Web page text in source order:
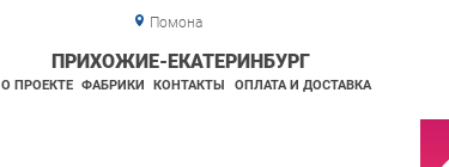
Помона
ПРИХОЖИЕ-ЕКАТЕРИНБУРГ
О ПРОЕКТЕ ФАБРИКИ КОНТАКТЫ ОПЛАТА И ДОСТАВКА